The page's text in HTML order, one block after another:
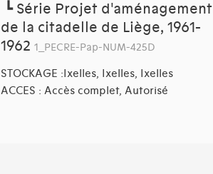
┗ Série Projet d'aménagement
de la citadelle de Liège, 1961-
1962 1_PECRE-Pap-NUM-425D
STOCKAGE :Ixelles, Ixelles, Ixelles
ACCES : Accès complet, Autorisé